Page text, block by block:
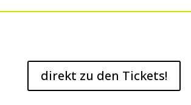
direkt zu den Tickets!